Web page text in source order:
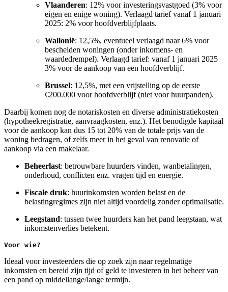
Vlaanderen: 12% voor investeringsvastgoed (3% voor
eigen en enige woning). Verlaagd tarief vanaf 1 januari
2025: 2% voor hoofdverblijfplaats.
Wallonië: 12,5%, eventueel verlaagd naar 6% voor
bescheiden woningen (onder inkomens- en
waardedrempel). Verlaagd tarief: vanaf 1 januari 2025
3% voor de aankoop van een hoofdverblijf.
Brussel: 12,5%, met een vrijstelling op de eerste
€200.000 voor hoofdverblijf (niet voor huurpanden).
Daarbij komen nog de notariskosten en diverse administratiekosten
(hypotheekregistratie, aanvraagkosten, enz.). Het benodigde kapitaal
voor de aankoop kan dus 15 tot 20% van de totale prijs van de
woning bedragen, of zelfs meer in het geval van renovatie of
aankoop via een makelaar.
Beheerlast: betrouwbare huurders vinden, wanbetalingen,
onderhoud, conflicten enz. vragen tijd en energie.
Fiscale druk: huurinkomsten worden belast en de
belastingregimes zijn niet altijd voordelig zonder optimalisatie.
Leegstand: tussen twee huurders kan het pand leegstaan, wat
inkomstenverlies betekent.
Voor wie?
Ideaal voor investeerders die op zoek zijn naar regelmatige
inkomsten en bereid zijn tijd of geld te investeren in het beheer van
een pand op middellange/lange termijn.